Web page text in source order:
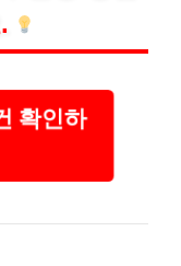
확인하